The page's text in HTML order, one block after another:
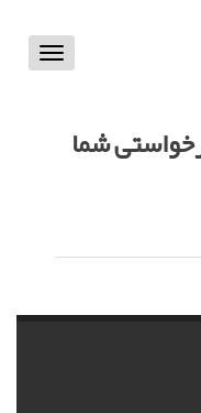
Toggle
شما